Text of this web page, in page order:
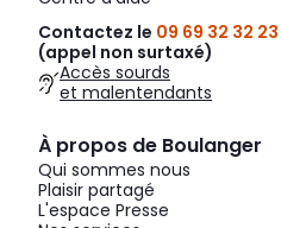
Contactez le 09 69 32 32 23
(appel non surtaxé)
Accès sourds
et malentendants
À propos de Boulanger
Qui sommes nous
Plaisir partagé
L'espace Presse